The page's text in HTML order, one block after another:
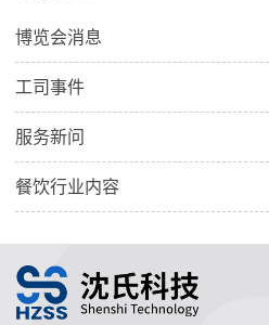
博览会消息
工司事件
服务新问
餐饮行业内容